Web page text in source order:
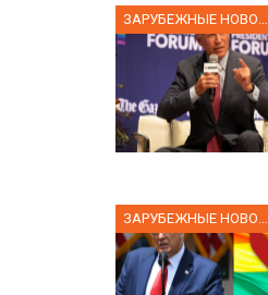
ЗАРУБЕЖНЫЕ НОВОСТИ
ЗАРУБЕЖНЫЕ НОВОСТИ